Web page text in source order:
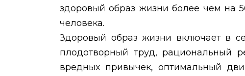
здоровый образ жизни более чем на
человека.
Здоровый образ жизни включает в
плодотворный труд, рациональный
вредных привычек, оптимальный